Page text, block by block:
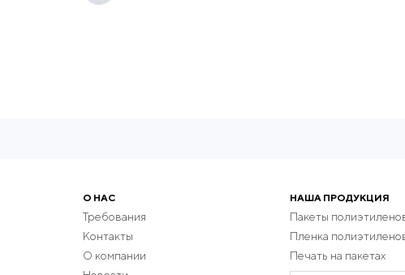
О НАС
Требования
Контакты
О компании
НАША ПРОДУКЦИЯ
Пакеты
Пленка
Печать на пакетах